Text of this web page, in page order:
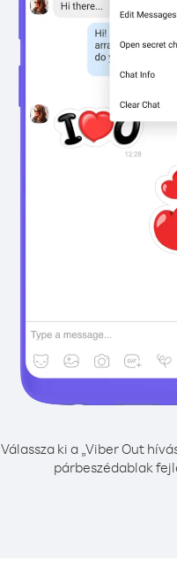
Válassza ki a „Viber Out
párbeszédablak